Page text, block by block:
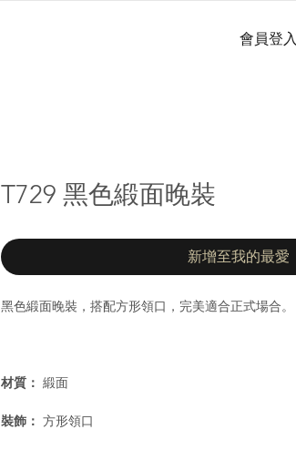
會員登入
T729 黑色緞面晚裝
新增至我的最愛
黑色緞面晚裝，搭配方形領口，完美適合正式場合。
材質： 緞面
裝飾： 方形領口